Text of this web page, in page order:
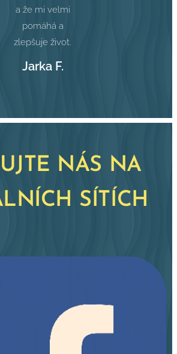
a že mi velmi
pomáhá a
zlepšuje život.
Jarka F.
NÁS NA
SÍTÍCH